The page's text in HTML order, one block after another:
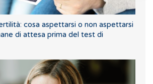
cosa aspettarsi o non aspettarsi
di attesa prima del test di